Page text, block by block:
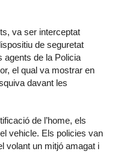
va ser interceptat
de seguretat
agents de la Policia
el qual va mostrar en
davant les
de l’home, els
vehicle. Els policies van
volant un mitjó amagat i